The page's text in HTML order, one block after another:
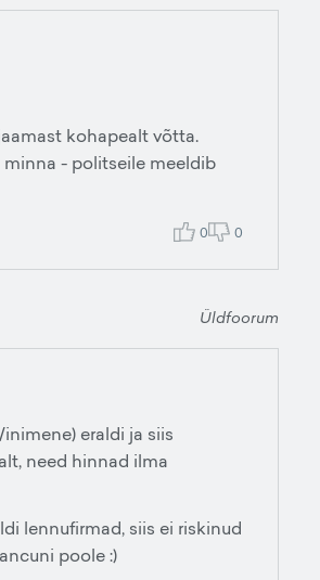
kohapealt võtta.
- politseile meeldib
0 0
Üldfoorum
eraldi ja siis
need hinnad ilma
lennufirmad, siis ei riskinud
poole :)